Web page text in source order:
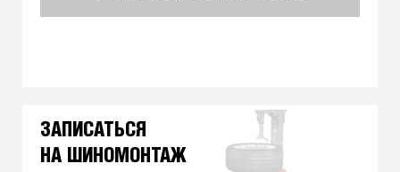
ЗАПИСАТЬСЯ
НА ШИНОМОНТАЖ